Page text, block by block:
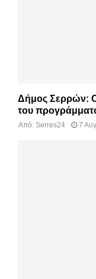
Δήμος Σερρών:
του
Από: Serres24 7